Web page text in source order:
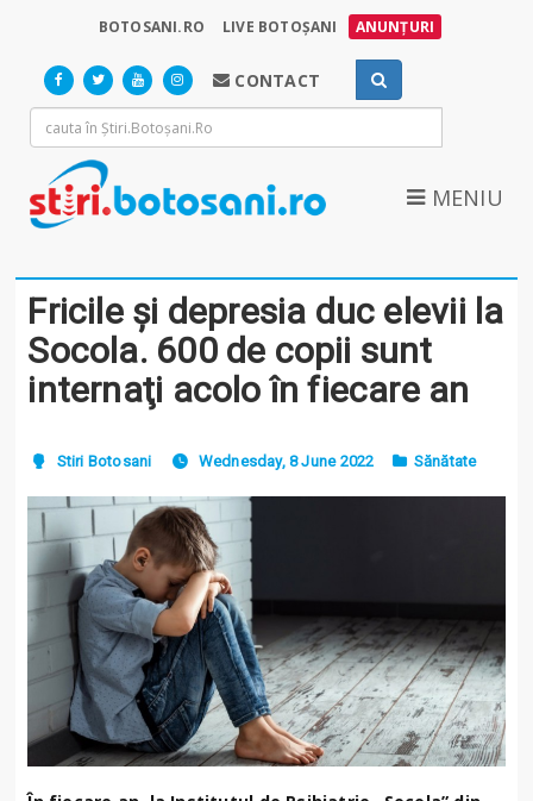
BOTOSANI.RO LIVE BOTOȘANI ANUNȚURI
CONTACT
MENIU
Fricile şi depresia duc elevii la
Socola. 600 de copii sunt
internaţi acolo în fiecare an
Stiri Botosani Wednesday, 8 June 2022 Sănătate